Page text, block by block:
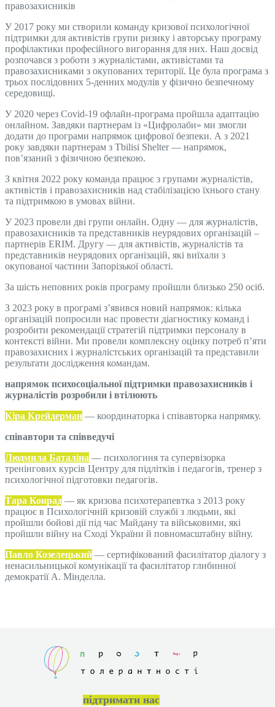
правозахисників
У 2017 року ми створили команду кризової психологічної
підтримки для активістів групи ризику і авторську програму
профілактики професійного вигорання для них. Наш досвід
розпочався з роботи з журналістами, активістами та
правозахисниками з окупованих території. Це була програма з
трьох послідовних 5-денних модулів у фізично безпечному
середовищі.
У 2020 через Covid-19 офлайн-програма пройшла адаптацію
онлайном. Завдяки партнерам із «Цифролаби» ми змогли
додати до програми напрямок цифрової безпеки. А з 2021
року завдяки партнерам з Tbilisi Shelter — напрямок,
пов’язаний з фізичною безпекою.
З квітня 2022 року команда працює з групами журналістів,
активістів і правозахисників над стабілізацією їхнього стану
та підтримкою в умовах війни.
У 2023 провели дві групи онлайн. Одну — для журналістів,
правозахисників та представників неурядових організацій –
партнерів ERIM. Другу — для активістів, журналістів та
представників неурядових організацій, які виїхали з
окупованої частини Запорізької області.
За шість неповних років програму пройшли близько 250 осіб.
З 2023 року в програмі з’явився новий напрямок: кілька
організацій попросили нас провести діагностику команд і
розробити рекомендації стратегій підтримки персоналу в
контексті війни. Ми провели комплексну оцінку потреб п’яти
правозахисних і журналістських організацій та представили
результати дослідження командам.
напрямок психосоціальної підтримки правозахисників і
журналістів розробили і втілюють
Кіра Крейдерман — координаторка і співавторка напрямку.
співавтори та співведучі
Людмила Баталіна — психологиня та супервізорка
тренінгових курсів Центру для підлітків і педагогів, тренер з
психологічної підготовки педагогів.
Тара Конрад — як кризова психотерапевтка з 2013 року
працює в Психологічній кризовій службі з людьми, які
пройшли бойові дії під час Майдану та військовими, які
пройшли війну на Сході України й повномасштабну війну.
Павло Козелецький — сертифікований фасилітатор діалогу з
ненасильницької комунікації та фасилітатор глибинної
демократії А. Мінделла.
підтримати нас